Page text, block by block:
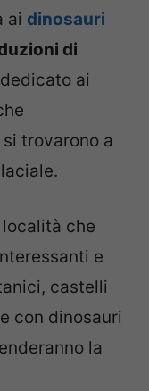
ai dinosauri
di
ai
trovarono a
che
e
castelli
con dinosauri
la